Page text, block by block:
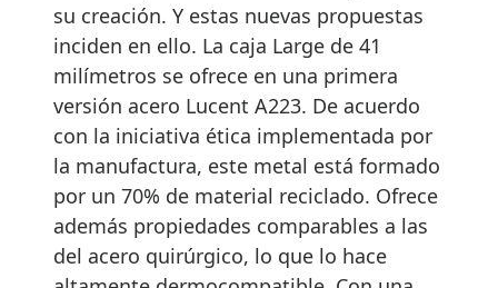
su creación. Y estas nuevas propuestas
inciden en ello. La caja Large de 41
milímetros se ofrece en una primera
versión acero Lucent A223. De acuerdo
con la iniciativa ética implementada por
la manufactura, este metal está formado
por un 70% de material reciclado. Ofrece
además propiedades comparables a las
del acero quirúrgico, lo que lo hace